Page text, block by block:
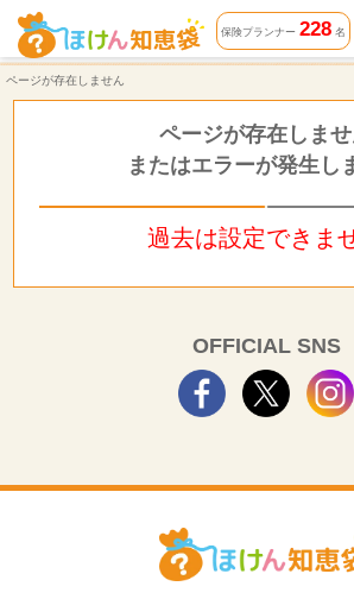
ページが存在しません | ほけん知恵袋
保険プランナー 228名
ページが存在しません
ページが存在しま
またはエラーが発生し
過去は設定できま
OFFICIAL SNS